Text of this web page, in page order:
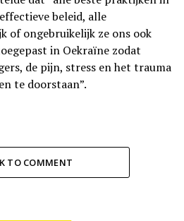
beleid, alle
of ongebruikelijk ze ons ook
in Oekraïne zodat
de pijn, stress en het trauma
te doorstaan”.
TO COMMENT